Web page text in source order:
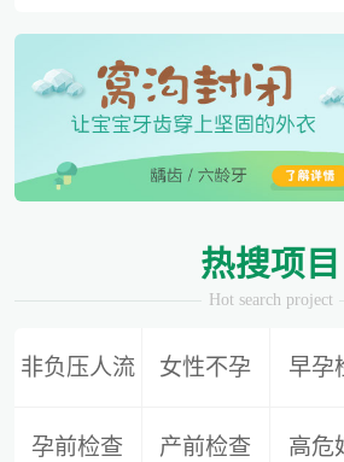
热搜项目
Hot search project
非负压人流 女性不孕 早孕
孕前检查 产前检查 高危